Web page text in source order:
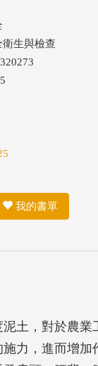
生與檢查
我的書單
土，對於農業
力，進而增加